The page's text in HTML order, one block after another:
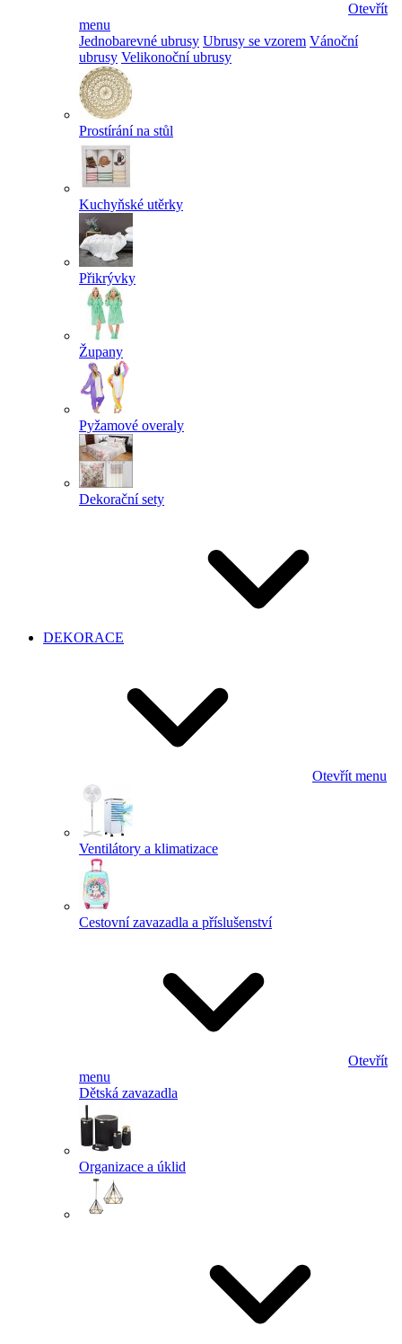
Otevřít
menu
Jednobarevné ubrusy Ubrusy se vzorem Vánoční
ubrusy Velikonoční ubrusy
Prostírání na stůl
Kuchyňské utěrky
Přikrývky
Župany
Pyžamové overaly
Dekorační sety
DEKORACE
Otevřít menu
Ventilátory a klimatizace
Cestovní zavazadla a příslušenství
Otevřít
menu
Dětská zavazadla
Organizace a úklid